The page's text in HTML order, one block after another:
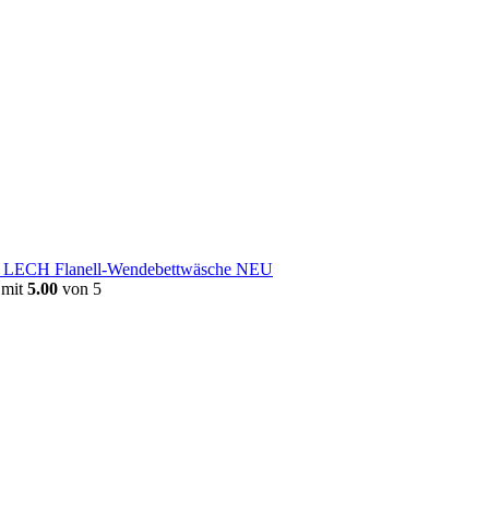
LECH Flanell-Wendebettwäsche NEU
5.00 von 5